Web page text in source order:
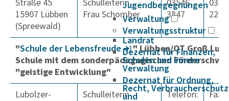
Jugendbegegnungen
Verwaltung
Verwaltungsstruktur
Landrat
Dezernat für Finanzen,
Schulen und innere
Verwaltung
Dezernat für Ordnung,
Recht, Verbraucherschutz
und
Straße 45
15907 Lübben
(Spreewald)
Schulleiterin
Frau Schomber
03546
3847
"Schule der Lebens­freude
" Lübben/OT Groß
Schule mit dem sonderpädagogischen
"geistige Entwicklung"
Lubolzer-
Schulleiterin
Telefon:
Fax: